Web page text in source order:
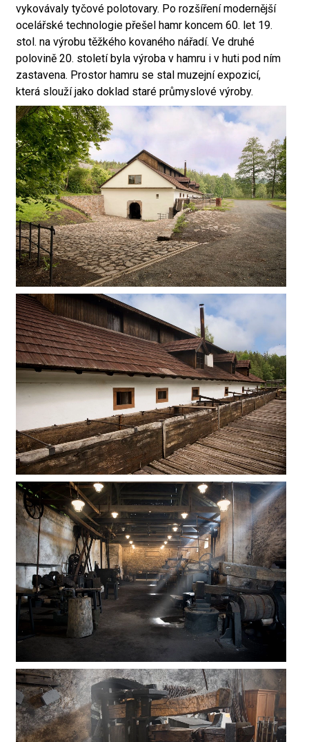
vykovávaly tyčové polotovary. Po rozšíření modernější
ocelářské technologie přešel hamr koncem 60. let 19.
stol. na výrobu těžkého kovaného nářadí. Ve druhé
polovině 20. století byla výroba v hamru i v huti pod ním
zastavena. Prostor hamru se stal muzejní expozicí,
která slouží jako doklad staré průmyslové výroby.